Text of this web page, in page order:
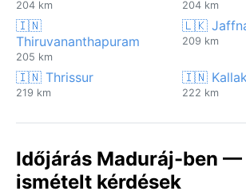
204 km 204 km
🇮🇳
Thiruvananthapuram
205 km
🇱🇰
209 km
🇮🇳 Thrissur
219 km
🇮🇳
222 km
Időjárás Maduráj-ben —
ismételt kérdések